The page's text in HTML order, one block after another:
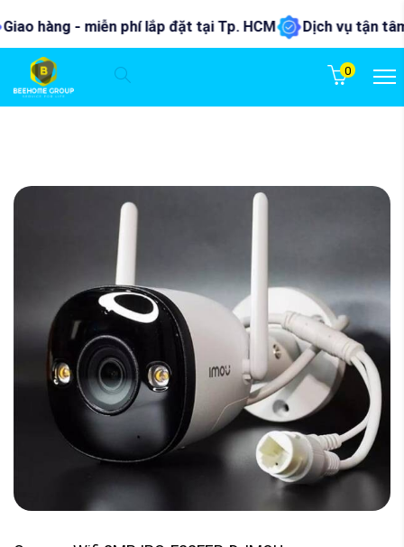
hàng - miễn phí lắp đặt tại Tp. HCM Dịch vụ tận tâm
0